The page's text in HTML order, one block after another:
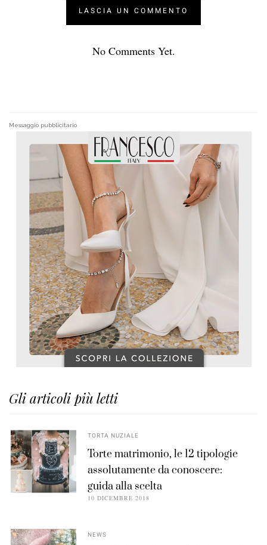
No Comments Yet.
Messaggio pubblicitario
Gli articoli più letti
TORTA NUZIALE
Torte matrimonio, le 12 tipologie
assolutamente da conoscere:
guida alla scelta
10 DICEMBRE 2018
NEWS